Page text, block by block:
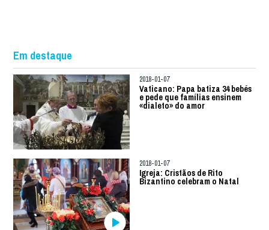
Em destaque
2018-01-07
Vaticano: Papa batiza 34 bebés
e pede que famílias ensinem
«dialeto» do amor
2018-01-07
Igreja: Cristãos de Rito
Bizantino celebram o Natal